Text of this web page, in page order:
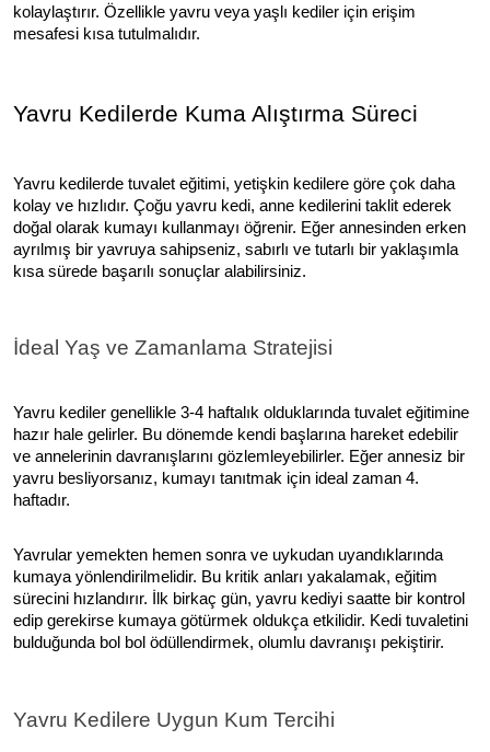
kolaylaştırır. Özellikle yavru veya yaşlı kediler için erişim
mesafesi kısa tutulmalıdır.
Yavru Kedilerde Kuma Alıştırma Süreci
Yavru kedilerde tuvalet eğitimi, yetişkin kedilere göre çok daha
kolay ve hızlıdır. Çoğu yavru kedi, anne kedilerini taklit ederek
doğal olarak kumayı kullanmayı öğrenir. Eğer annesinden erken
ayrılmış bir yavruya sahipseniz, sabırlı ve tutarlı bir yaklaşımla
kısa sürede başarılı sonuçlar alabilirsiniz.
İdeal Yaş ve Zamanlama Stratejisi
Yavru kediler genellikle 3-4 haftalık olduklarında tuvalet eğitimine
hazır hale gelirler. Bu dönemde kendi başlarına hareket edebilir
ve annelerinin davranışlarını gözlemleyebilirler. Eğer annesiz bir
yavru besliyorsanız, kumayı tanıtmak için ideal zaman 4.
haftadır.
Yavrular yemekten hemen sonra ve uykudan uyandıklarında
kumaya yönlendirilmelidir. Bu kritik anları yakalamak, eğitim
sürecini hızlandırır. İlk birkaç gün, yavru kediyi saatte bir kontrol
edip gerekirse kumaya götürmek oldukça etkilidir. Kedi tuvaletini
bulduğunda bol bol ödüllendirmek, olumlu davranışı pekiştirir.
Yavru Kedilere Uygun Kum Tercihi